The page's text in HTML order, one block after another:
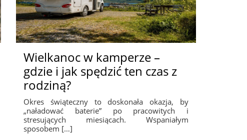
Wielkanoc w kamperze –
gdzie i jak spędzić ten czas z
rodziną?
Okres świąteczny to doskonała okazja, by
„naładować baterie” po pracowitych i
stresujących miesiącach. Wspaniałym
sposobem […]